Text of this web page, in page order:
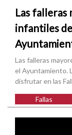
Las falleras
infantiles
Las falleras
el Ayuntamiento.
disfrutar en las
Fallas